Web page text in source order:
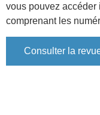
vous pouvez accéder
comprenant les
Consulter la